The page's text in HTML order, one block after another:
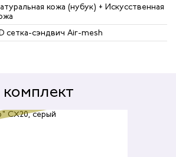
кожа (нубук) + Искусственная
сетка-сэндвич Air-mesh